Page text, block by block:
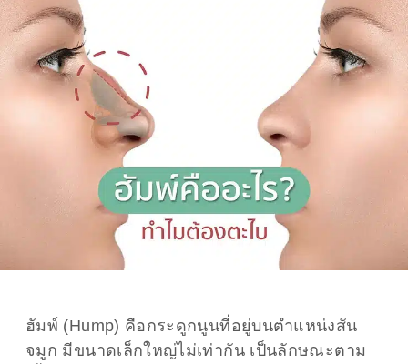
ฮัมพ์ (Hump) คือกระดูกนูนที่อยู่บนตำแหน่งสัน
จมูก มีขนาดเล็กใหญ่ไม่เท่ากัน เป็นลักษณะตาม